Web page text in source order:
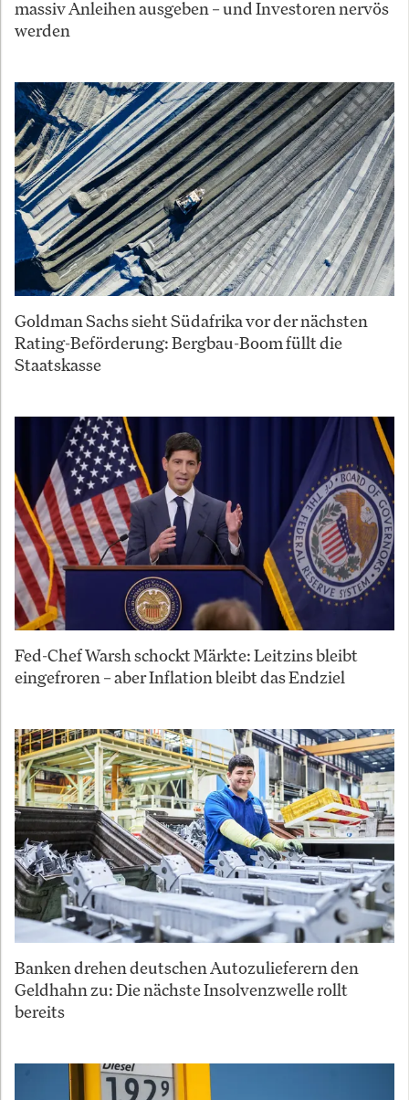
massiv Anleihen ausgeben – und Investoren nervös
werden
Goldman Sachs sieht Südafrika vor der nächsten
Rating-Beförderung: Bergbau-Boom füllt die
Staatskasse
Fed-Chef Warsh schockt Märkte: Leitzins bleibt
eingefroren – aber Inflation bleibt das Endziel
Banken drehen deutschen Autozulieferern den
Geldhahn zu: Die nächste Insolvenzwelle rollt
bereits